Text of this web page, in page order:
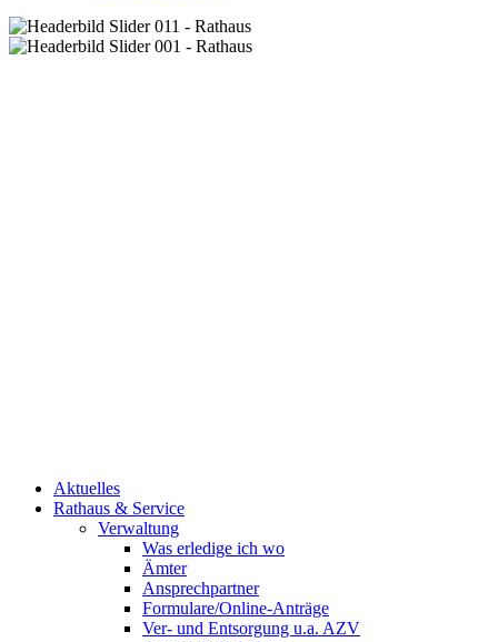
Aktuelles
Rathaus & Service
Verwaltung
Was erledige ich wo
Ämter
Ansprechpartner
Formulare/Online-Anträge
Ver- und Entsorgung u.a. AZV